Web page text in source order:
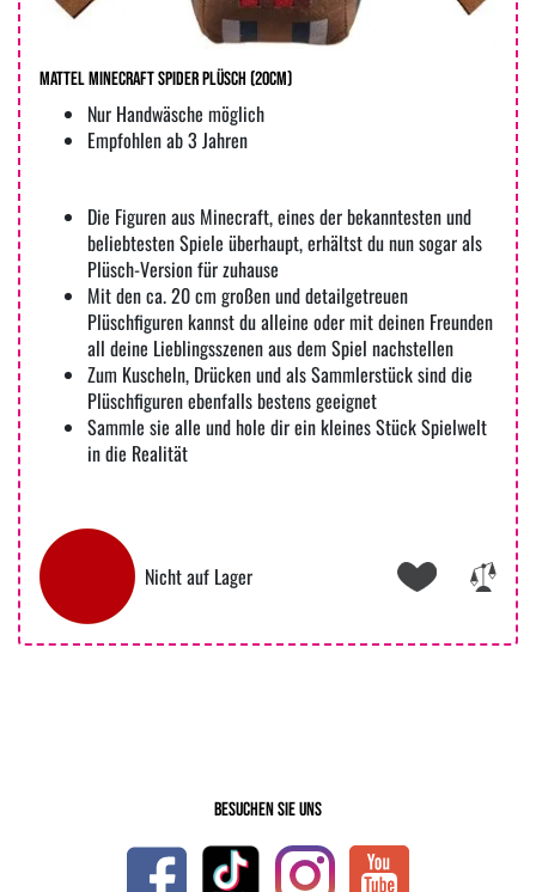
MATTEL Minecraft Spider Plüsch (20cm)
Nur Handwäsche möglich
Empfohlen ab 3 Jahren
Die Figuren aus Minecraft, eines der bekanntesten und
beliebtesten Spiele überhaupt, erhältst du nun sogar als
Plüsch-Version für zuhause
Mit den ca. 20 cm großen und detailgetreuen
Plüschfiguren kannst du alleine oder mit deinen Freunden
all deine Lieblingsszenen aus dem Spiel nachstellen
Zum Kuscheln, Drücken und als Sammlerstück sind die
Plüschfiguren ebenfalls bestens geeignet
Sammle sie alle und hole dir ein kleines Stück Spielwelt
in die Realität
Nicht auf Lager
Besuchen Sie uns